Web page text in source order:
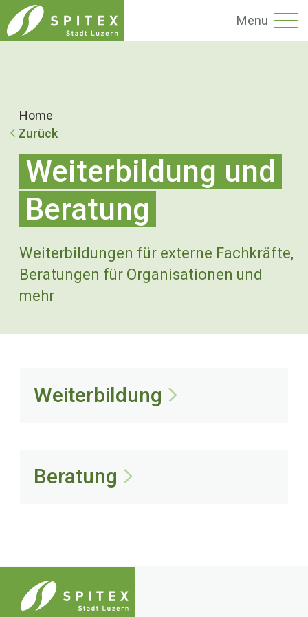
Menu
Home
Zurück
Weiterbildung und
Beratung
Weiterbildungen für externe Fachkräfte,
Beratungen für Organisationen und
mehr
Weiterbildung
Beratung